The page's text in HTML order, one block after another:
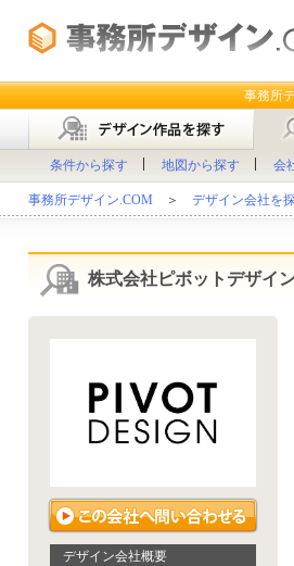
事務所
条件から探す 地図から探す 会
事務所デザイン.COM ＞ デザイン会社を
株式会社ピボットデザイ
デザイン会社概要